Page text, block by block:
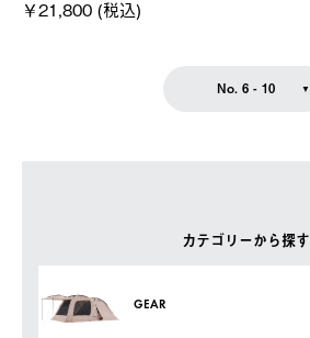
カテゴリーから探す
GEAR
￥21,800 (税込)
No. 6 - 10